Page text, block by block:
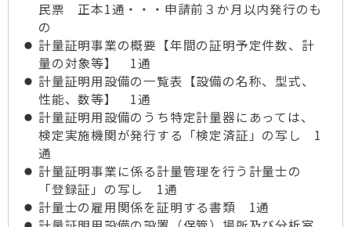
民票 正本1通・・・申請前３か月以内発行のも
の
計量証明事業の概要【年間の証明予定件数、計
量の対象等】 1通
計量証明用設備の一覧表【設備の名称、型式、
性能、数等】 1通
計量証明用設備のうち特定計量器にあっては、
検定実施機関が発行する「検定済証」の写し 1
通
計量証明事業に係る計量管理を行う計量士の
「登録証」の写し 1通
計量士の雇用関係を証明する書類 1通